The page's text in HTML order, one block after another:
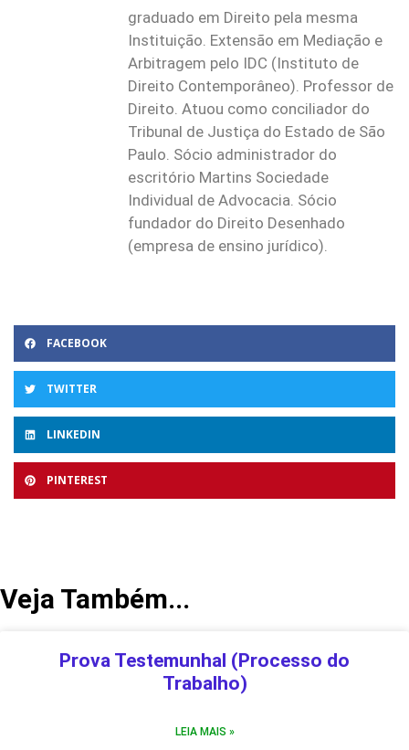
graduado em Direito pela mesma
Instituição. Extensão em Mediação e
Arbitragem pelo IDC (Instituto de
Direito Contemporâneo). Professor de
Direito. Atuou como conciliador do
Tribunal de Justiça do Estado de São
Paulo. Sócio administrador do
escritório Martins Sociedade
Individual de Advocacia. Sócio
fundador do Direito Desenhado
(empresa de ensino jurídico).
FACEBOOK
TWITTER
LINKEDIN
PINTEREST
Veja Também...
Prova Testemunhal (Processo do
Trabalho)
LEIA MAIS »